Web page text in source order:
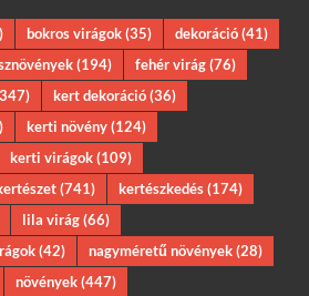
bokros virágok(35) dekoráció(41)
(194) fehér virág(76)
kert dekoráció(36)
kerti növény(124)
kerti virágok(109)
(741) kertészkedés(174)
lila virág(66)
(42) nagyméretű növények(28)
növények(447)